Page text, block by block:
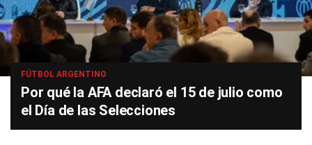
FÚTBOL ARGENTINO
Por qué la AFA declaró el 15 de julio como
el Día de las Selecciones